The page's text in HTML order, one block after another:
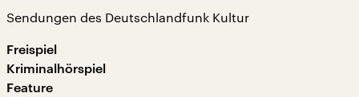
Sendungen des Deutschlandfunk Kultur
Freispiel
Kriminalhörspiel
Feature